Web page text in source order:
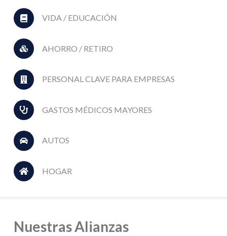
VIDA / EDUCACIÓN
AHORRO / RETIRO
PERSONAL CLAVE PARA EMPRESAS
GASTOS MÉDICOS MAYORES
AUTOS
HOGAR
Nuestras Alianzas